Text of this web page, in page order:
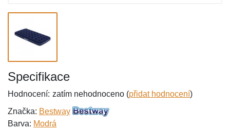
Specifikace
Hodnocení: zatím nehodnoceno (přidat hodnocení)
Značka: Bestway
Barva: Modrá